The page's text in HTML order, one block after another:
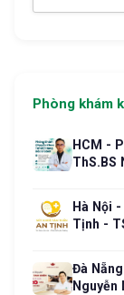
Phòng khám
HCM -
ThS.BS
Hà Nội
Tịnh -
Đà
Nguyễn